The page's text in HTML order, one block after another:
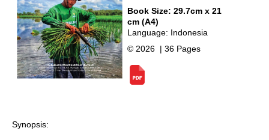
Book Size: 29.7cm x 21
cm (A4)
Language: Indonesia
© 2026 | 36 Pages
Synopsis: